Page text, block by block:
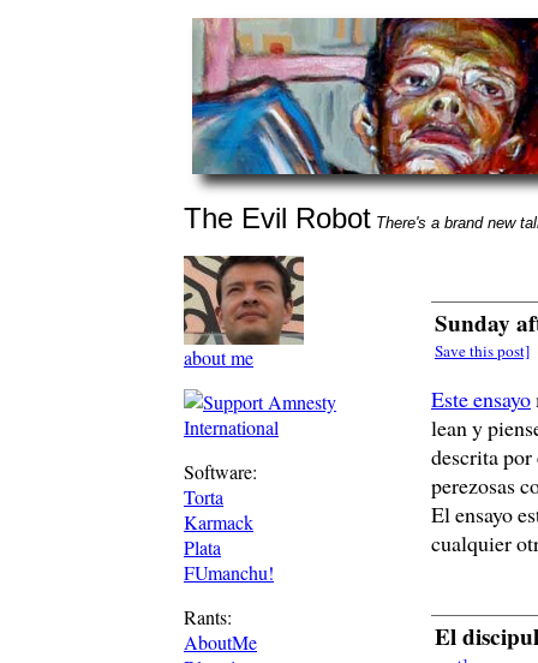
The Evil Robot There's a brand new
about me
Software:
Torta
Karmack
Plata
FUmanchu!
Rants:
AboutMe
Sunday
Save this post]
Este ensayo
lean y
descrita
perezosas
El ensayo
cualquier
El